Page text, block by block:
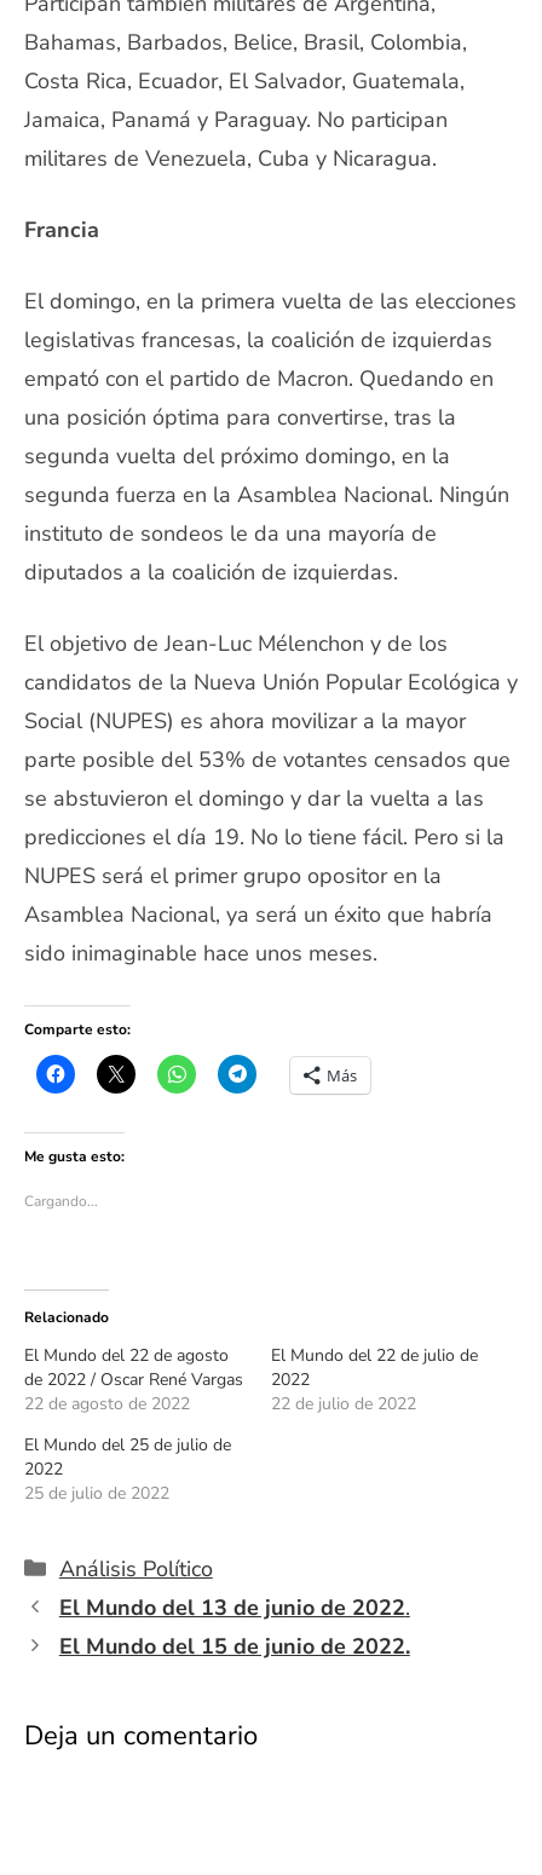
Bahamas, Barbados, Belice, Brasil, Colombia,
Costa Rica, Ecuador, El Salvador, Guatemala,
Jamaica, Panamá y Paraguay. No participan
militares de Venezuela, Cuba y Nicaragua.
Francia
El domingo, en la primera vuelta de las elecciones
legislativas francesas, la coalición de izquierdas
empató con el partido de Macron. Quedando en
una posición óptima para convertirse, tras la
segunda vuelta del próximo domingo, en la
segunda fuerza en la Asamblea Nacional. Ningún
instituto de sondeos le da una mayoría de
diputados a la coalición de izquierdas.
El objetivo de Jean-Luc Mélenchon y de los
candidatos de la Nueva Unión Popular Ecológica y
Social (NUPES) es ahora movilizar a la mayor
parte posible del 53% de votantes censados que
se abstuvieron el domingo y dar la vuelta a las
predicciones el día 19. No lo tiene fácil. Pero si la
NUPES será el primer grupo opositor en la
Asamblea Nacional, ya será un éxito que habría
sido inimaginable hace unos meses.
Comparte esto:
Más
Me gusta esto:
Cargando...
Relacionado
El Mundo del 22 de agosto
de 2022 / Oscar René Vargas
22 de agosto de 2022
El Mundo del 22 de julio de
2022
22 de julio de 2022
El Mundo del 25 de julio de
2022
25 de julio de 2022
Categorías
Análisis Político
El Mundo del 13 de junio de 2022.
El Mundo del 15 de junio de 2022.
Deja un comentario